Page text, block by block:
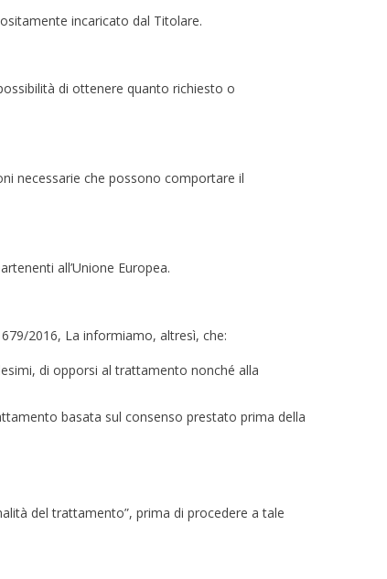
incaricato dal Titolare.
di ottenere quanto richiesto o
necessarie che possono comportare il
all’Unione Europea.
2016, La informiamo, altresì, che:
di opporsi al trattamento nonché alla
basata sul consenso prestato prima della
del trattamento”, prima di procedere a tale